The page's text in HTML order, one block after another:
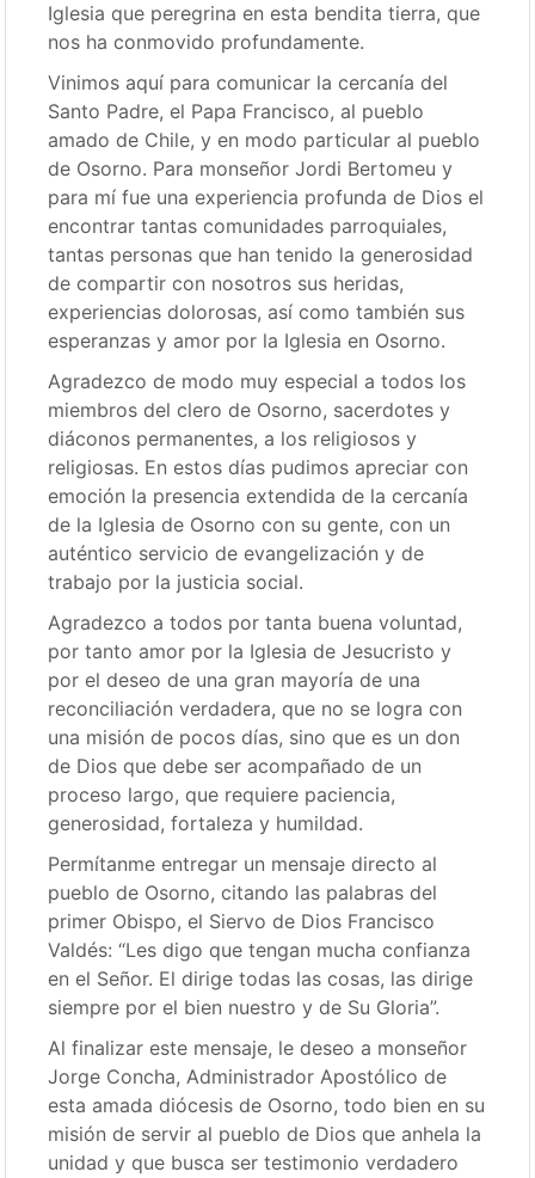
Iglesia que peregrina en esta bendita tierra, que
nos ha conmovido profundamente.
Vinimos aquí para comunicar la cercanía del
Santo Padre, el Papa Francisco, al pueblo
amado de Chile, y en modo particular al pueblo
de Osorno. Para monseñor Jordi Bertomeu y
para mí fue una experiencia profunda de Dios el
encontrar tantas comunidades parroquiales,
tantas personas que han tenido la generosidad
de compartir con nosotros sus heridas,
experiencias dolorosas, así como también sus
esperanzas y amor por la Iglesia en Osorno.
Agradezco de modo muy especial a todos los
miembros del clero de Osorno, sacerdotes y
diáconos permanentes, a los religiosos y
religiosas. En estos días pudimos apreciar con
emoción la presencia extendida de la cercanía
de la Iglesia de Osorno con su gente, con un
auténtico servicio de evangelización y de
trabajo por la justicia social.
Agradezco a todos por tanta buena voluntad,
por tanto amor por la Iglesia de Jesucristo y
por el deseo de una gran mayoría de una
reconciliación verdadera, que no se logra con
una misión de pocos días, sino que es un don
de Dios que debe ser acompañado de un
proceso largo, que requiere paciencia,
generosidad, fortaleza y humildad.
Permítanme entregar un mensaje directo al
pueblo de Osorno, citando las palabras del
primer Obispo, el Siervo de Dios Francisco
Valdés: “Les digo que tengan mucha confianza
en el Señor. El dirige todas las cosas, las dirige
siempre por el bien nuestro y de Su Gloria”.
Al finalizar este mensaje, le deseo a monseñor
Jorge Concha, Administrador Apostólico de
esta amada diócesis de Osorno, todo bien en su
misión de servir al pueblo de Dios que anhela la
unidad y que busca ser testimonio verdadero